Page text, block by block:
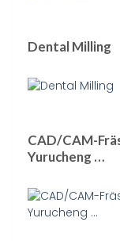
Dental Milling
CAD/CAM-
Yurucheng …